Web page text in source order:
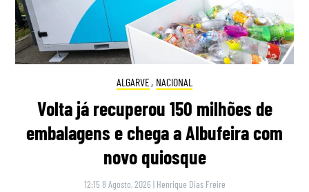
ALGARVE, NACIONAL
Volta já recuperou 150 milhões de
embalagens e chega a Albufeira com
novo quiosque
12:15 8 Agosto, 2026 | Henrique Dias Freire